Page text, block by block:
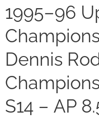
1995–96
Dennis
S14 – AP